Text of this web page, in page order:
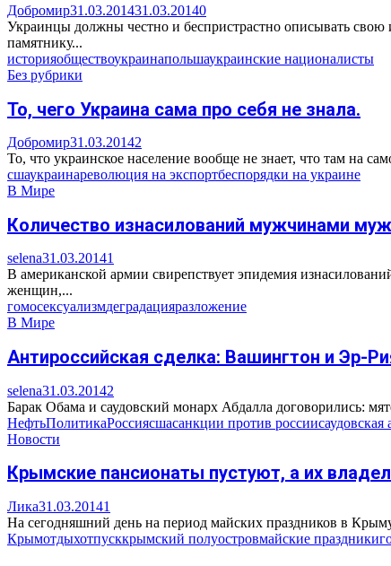
Добромир31.03.201431.03.20140
Украинцы должны честно и беспристрастно описывать
памятнику...
историяобществоукраинапольшаукраинские националисты
Без рубрики
То, чего Украина сама про себя не знала.
Добромир31.03.20142
То, что украинское население вообще не знает, что там на
сшаукраинареволюция на экспортбеспорядки на украине
В Мире
Количество изнасилований мужчинами
selena31.03.20141
В американской армии свирепствует эпидемия
женщин,...
гомосексуализмдеградацияразложение
В Мире
Антироссийская сделка: Вашингтон и Эр-
selena31.03.20142
Барак Обама и саудовский монарх Абдалла договорились:
НефтьПолитикаРоссиясшасанкции против россиисаудовская
Новости
Крымские пансионаты пустуют, а их
Лика31.03.20141
На сегодняшний день на период майских праздников в
Крымотдыхотпусккрымский полуостровмайские праздники